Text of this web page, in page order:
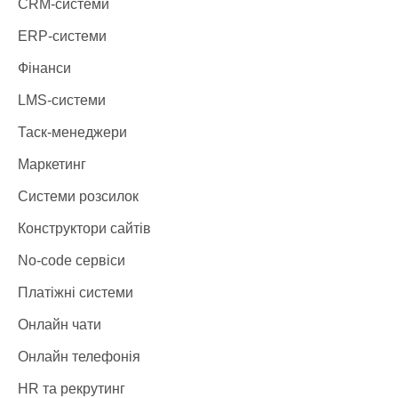
CRM-системи
ERP-системи
Фінанси
LMS-системи
Таск-менеджери
Маркетинг
Системи розсилок
Конструктори сайтів
No-code сервіси
Платіжні системи
Онлайн чати
Онлайн телефонія
HR та рекрутинг